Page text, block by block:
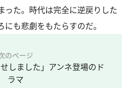
った。時代は完全に逆戻りした
も悲劇をもたらすのだ。
のページ
しました」アンネ登場のド
ラマ